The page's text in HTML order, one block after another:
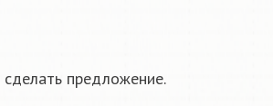
предложение.